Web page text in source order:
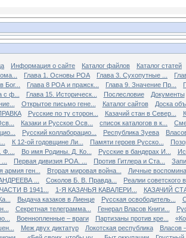
Информация о сайте Каталог файлов
Каталог статей
Глава 1. Основы РОА Глава 3. Сухопутные ...
Бог...
Глава 8 РОА и пражск... Глава 9. Значение Пр...
с ф...
Глава 15. Историческ... Послесловие
Документы
Открытое письмо гене... Каталог сайтов
Доска
Русские по ту сторон... Казачий стан в Север...
Казаки и Русское Осв... список каталогов в к...
Русский коллаборацио... Республика Зуева
К 12-ой годовщине Ли... Памяти героев Русско...
Во имя Родины. Д. Ко... Русские в бандерах И...
Первая дивизия РОА. ... Против Гитлера и Ста...
армия ген...
Вторая мировая война...
Личные
...
Соколов Б. В. Правда...
Реалии советского
В 1941...
1-Я КАЗАЧЬЯ КАВАЛЕРИ...
КАЗАЧИЙ
Выдача казаков в Лиенце Русская освободитель...
Секретная телеграмма... Генерал Власов Книги...
Военнопленные – враги Партизаны против кре...
Меж двух диктатур Локотская республика
Власов